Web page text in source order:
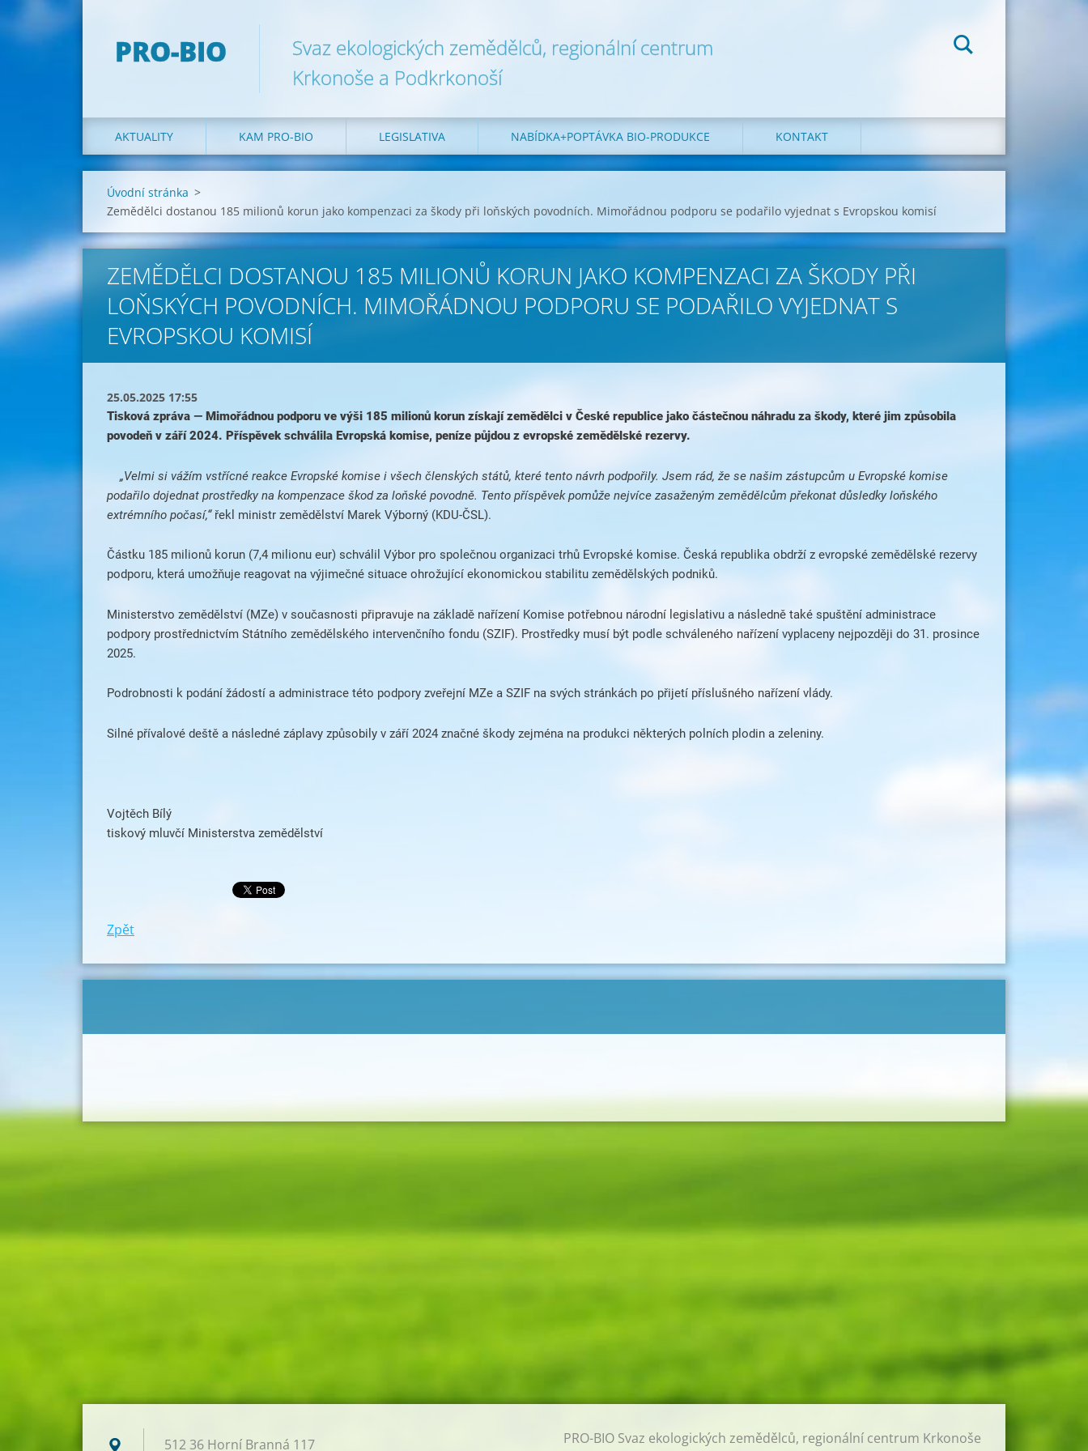
PRO-BIO
Svaz ekologických zemědělců, regionální centrum
Krkonoše a Podkrkonoší
AKTUALITY KAM PRO-BIO LEGISLATIVA NABÍDKA+POPTÁVKA BIO-PRODUKCE KONTAKT
Úvodní stránka >
Zemědělci dostanou 185 milionů korun jako kompenzaci za škody při loňských povodních. Mimořádnou podporu se podařilo vyjednat s Evropskou komisí
ZEMĚDĚLCI DOSTANOU 185 MILIONŮ KORUN JAKO KOMPENZACI ZA ŠKODY PŘI
LOŇSKÝCH POVODNÍCH. MIMOŘÁDNOU PODPORU SE PODAŘILO VYJEDNAT S
EVROPSKOU KOMISÍ
25.05.2025 17:55
Tisková zpráva — Mimořádnou podporu ve výši 185 milionů korun získají zemědělci v České republice jako částečnou náhradu za škody, které jim způsobila
povodeň v září 2024. Příspěvek schválila Evropská komise, peníze půjdou z evropské zemědělské rezervy.
„Velmi si vážím vstřícné reakce Evropské komise i všech členských států, které tento návrh podpořily. Jsem rád, že se našim zástupcům u Evropské komise
podařilo dojednat prostředky na kompenzace škod za loňské povodně. Tento příspěvek pomůže nejvíce zasaženým zemědělcům překonat důsledky loňského
extrémního počasí,“řekl ministr zemědělství Marek Výborný (KDU-ČSL).
Částku 185 milionů korun (7,4 milionu eur) schválil Výbor pro společnou organizaci trhů Evropské komise. Česká republika obdrží z evropské zemědělské rezervy
podporu, která umožňuje reagovat na výjimečné situace ohrožující ekonomickou stabilitu zemědělských podniků.
Ministerstvo zemědělství (MZe) v současnosti připravuje na základě nařízení Komise potřebnou národní legislativu a následně také spuštění administrace
podpory prostřednictvím Státního zemědělského intervenčního fondu (SZIF). Prostředky musí být podle schváleného nařízení vyplaceny nejpozději do 31. prosince
2025.
Podrobnosti k podání žádostí a administrace této podpory zveřejní MZe a SZIF na svých stránkách po přijetí příslušného nařízení vlády.
Silné přívalové deště a následné záplavy způsobily v září 2024 značné škody zejména na produkci některých polních plodin a zeleniny.
Vojtěch Bílý
tiskový mluvčí Ministerstva zemědělství
Zpět
512 36 Horní Branná 117
PRO-BIO Svaz ekologických zemědělců, regionální centrum Krkonoše